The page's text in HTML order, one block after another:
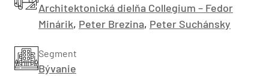
Architektonická dielňa Collegium – Fedor
Minárik, Peter Brezina, Peter Suchánsky
Segment
Bývanie